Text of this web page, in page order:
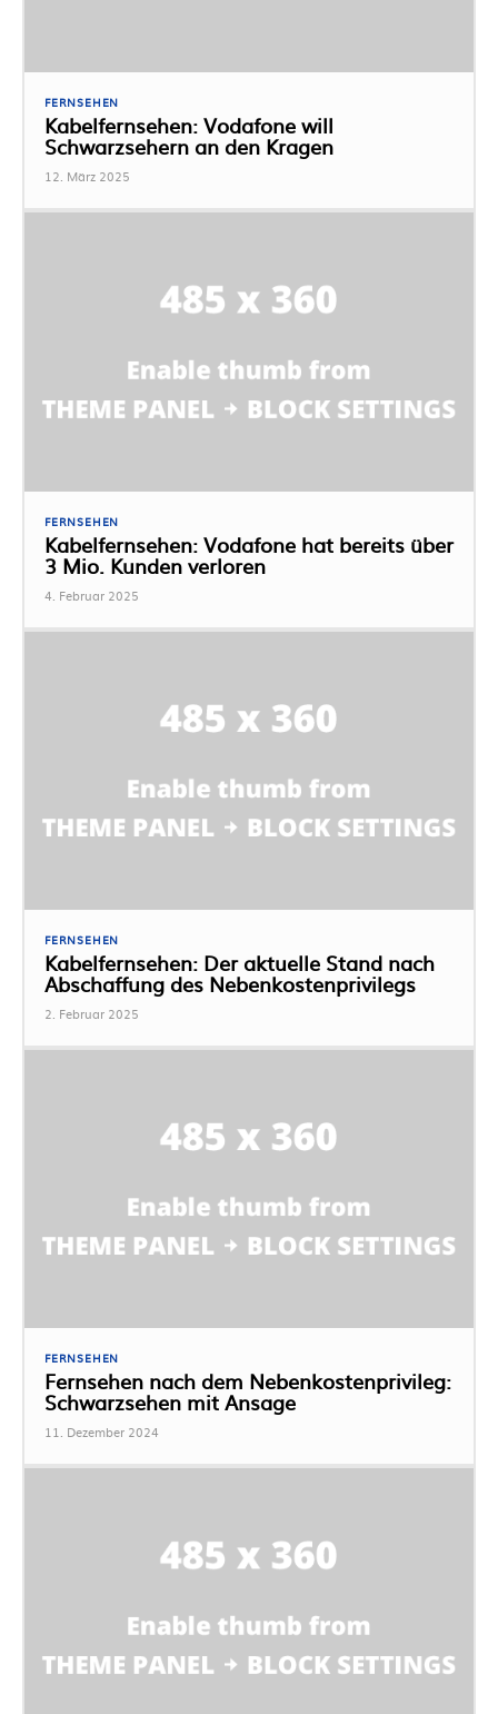
FERNSEHEN
Kabelfernsehen: Vodafone will
Schwarzsehern an den Kragen
12. März 2025
FERNSEHEN
Kabelfernsehen: Vodafone hat bereits über
3 Mio. Kunden verloren
4. Februar 2025
FERNSEHEN
Kabelfernsehen: Der aktuelle Stand nach
Abschaffung des Nebenkostenprivilegs
2. Februar 2025
FERNSEHEN
Fernsehen nach dem Nebenkostenprivileg:
Schwarzsehen mit Ansage
11. Dezember 2024